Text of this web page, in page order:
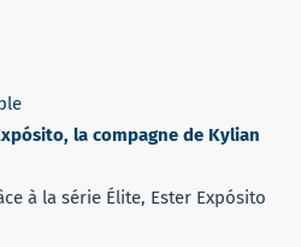
la compagne de Kylian
à la série Élite, Ester Expósito